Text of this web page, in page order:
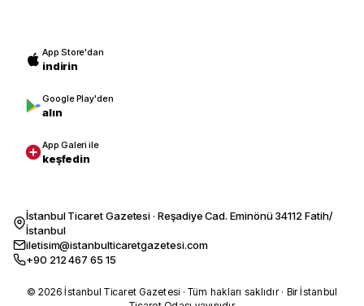
App Store'dan
indirin
Google Play'den
alın
App Galeri ile
keşfedin
İstanbul Ticaret Gazetesi · Reşadiye Cad. Eminönü 34112 Fatih/
İstanbul
iletisim@istanbulticaretgazetesi.com
+90 212 467 65 15
© 2026 İstanbul Ticaret Gazetesi · Tüm hakları saklıdır · Bir İstanbul